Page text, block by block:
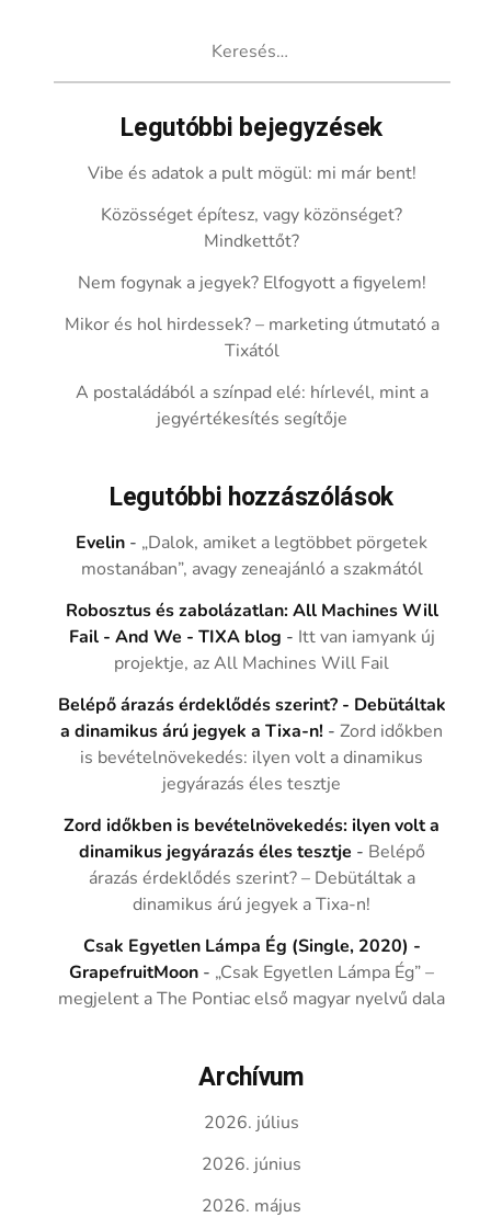
Legutóbbi bejegyzések
Vibe és adatok a pult mögül: mi már bent!
Közösséget építesz, vagy közönséget?
Mindkettőt?
Nem fogynak a jegyek? Elfogyott a figyelem!
Mikor és hol hirdessek? – marketing útmutató a
Tixától
A postaládából a színpad elé: hírlevél, mint a
jegyértékesítés segítője
Legutóbbi hozzászólások
Evelin - „Dalok, amiket a legtöbbet pörgetek
mostanában”, avagy zeneajánló a szakmától
Robosztus és zabolázatlan: All Machines Will
Fail - And We - TIXA blog - Itt van iamyank új
projektje, az All Machines Will Fail
Belépő árazás érdeklődés szerint? - Debütáltak
a dinamikus árú jegyek a Tixa-n! -Zord időkben
is bevételnövekedés: ilyen volt a dinamikus
jegyárazás éles tesztje
Zord időkben is bevételnövekedés: ilyen volt a
dinamikus jegyárazás éles tesztje - Belépő
árazás érdeklődés szerint? – Debütáltak a
dinamikus árú jegyek a Tixa-n!
Csak Egyetlen Lámpa Ég (Single, 2020) -
GrapefruitMoon - „Csak Egyetlen Lámpa Ég” –
megjelent a The Pontiac első magyar nyelvű dala
Archívum
2026. július
2026. június
2026. május